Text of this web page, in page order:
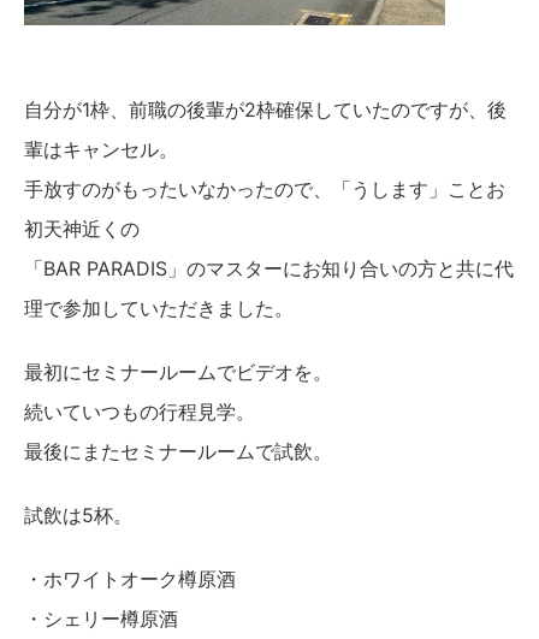
自分が1枠、前職の後輩が2枠確保していたのですが、後
輩はキャンセル。
手放すのがもったいなかったので、「うします」ことお
初天神近くの
「BAR PARADIS」のマスターにお知り合いの方と共に代
理で参加していただきました。
最初にセミナールームでビデオを。
続いていつもの行程見学。
最後にまたセミナールームで試飲。
試飲は5杯。
・ホワイトオーク樽原酒
・シェリー樽原酒